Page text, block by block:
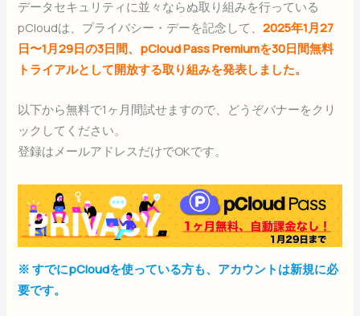
データセキュリティに並々ならぬ取り組みを行っている
pCloudは、プライバシー・デーを記念して、2025年1月27
日〜1月29日の3日間、pCloud Pass Premiumを30日間無料
トライアルとして開放する取り組みを発表しました。
以下から無料で1ヶ月間試せますので、どうぞバナーをクリ
ックしてください。
登録はメールアドレスだけでOKです。
※ すでにpCloudを使っている方も、アカウントは新規に必
要です。